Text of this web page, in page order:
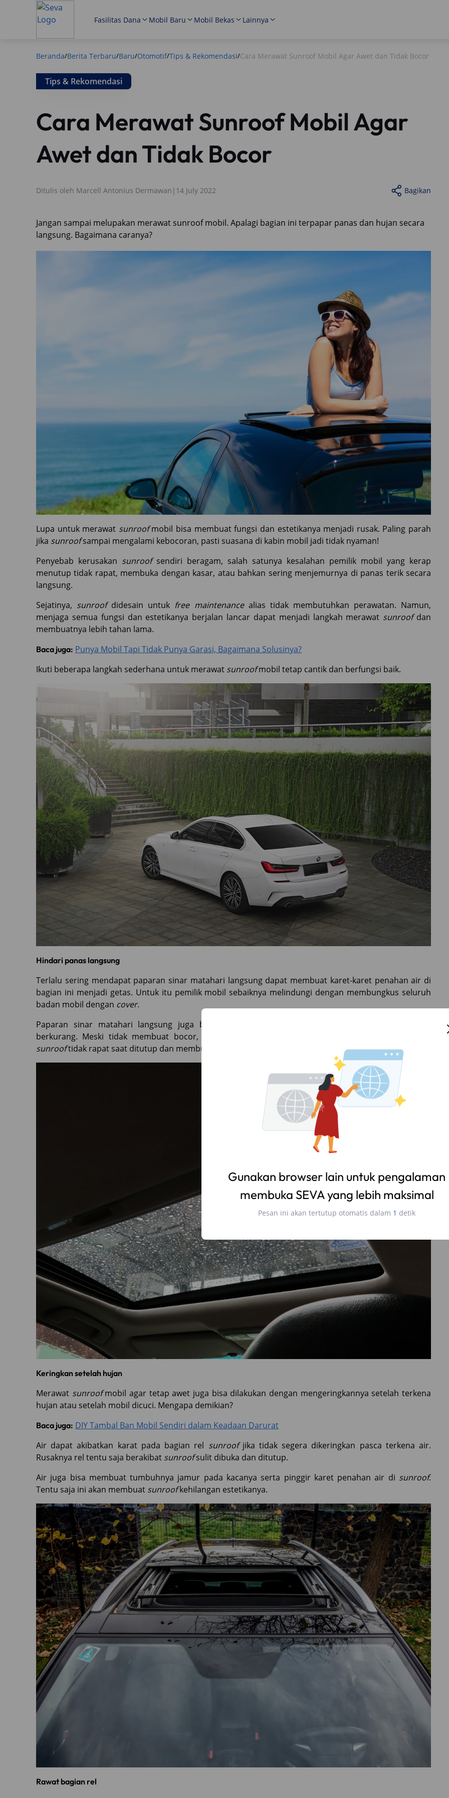
Fasilitas Dana Mobil Baru Mobil Bekas Lainnya
Beranda/Berita Terbaru/Baru/Otomotif/Tips & Rekomendasi/Cara Merawat Sunroof Mobil Agar Awet dan Tidak Bocor
Tips & Rekomendasi
Cara Merawat Sunroof Mobil Agar
Awet dan Tidak Bocor
Ditulis oleh Marcell Antonius Dermawan | 14 July 2022 Bagikan
Jangan sampai melupakan merawat sunroof mobil. Apalagi bagian ini terpapar panas dan hujan secara
langsung. Bagaimana caranya?
Lupa untuk merawat sunroofmobil bisa membuat fungsi dan estetikanya menjadi rusak. Paling parah
jika sunroofsampai mengalami kebocoran, pasti suasana di kabin mobil jadi tidak nyaman!
Penyebab kerusakan sunroof sendiri beragam, salah satunya kesalahan pemilik mobil yang kerap
menutup tidak rapat, membuka dengan kasar, atau bahkan sering menjemurnya di panas terik secara
langsung.
Sejatinya, sunroof didesain untuk free maintenancealias tidak membutuhkan perawatan. Namun,
menjaga semua fungsi dan estetikanya berjalan lancar dapat menjadi langkah merawat sunroofdan
membuatnya lebih tahan lama.
Baca juga: Punya Mobil Tapi Tidak Punya Garasi, Bagaimana Solusinya?
Ikuti beberapa langkah sederhana untuk merawat sunroofmobil tetap cantik dan berfungsi baik.
Hindari panas langsung
Terlalu sering mendapat paparan sinar matahari langsung dapat membuat karet-karet penahan air di
bagian ini menjadi getas. Untuk itu pemilik mobil sebaiknya melindungi dengan membungkus seluruh
badan mobil dengan cover.
Paparan sinar matahari langsung juga bisa membuat elastisitas karet penahan air itu menjadi
berkurang. Meski tidak membuat bocor, karet yang telah berkurang elastisitasnya bisa akibatkan
sunrooftidak rapat saat ditutup dan membuat suara dari luar masuk ke kabin.
Keringkan setelah hujan
Merawat sunroofmobil agar tetap awet juga bisa dilakukan dengan mengeringkannya setelah terkena
hujan atau setelah mobil dicuci. Mengapa demikian?
Baca juga: DIY Tambal Ban Mobil Sendiri dalam Keadaan Darurat
Air dapat akibatkan karat pada bagian rel sunroof jika tidak segera dikeringkan pasca terkena air.
Rusaknya rel tentu saja berakibat sunroofsulit dibuka dan ditutup.
Air juga bisa membuat tumbuhnya jamur pada kacanya serta pinggir karet penahan air di sunroof.
Tentu saja ini akan membuat sunroofkehilangan estetikanya.
Rawat bagian rel